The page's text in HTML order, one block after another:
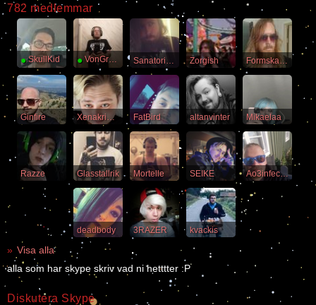
782 medlemmar
●SkullKid ● VonGregor Zorgish Formskapelse
Ginfire Xenakrigarsessan FatBird altanvinter Mikaelaa
Razze Glasstallrik Mortelle SEIKE Ao3infected
deadbody 3RAZER kvackis
Visa alla
alla som har skype skriv vad ni hetttter :P
Diskutera Skype